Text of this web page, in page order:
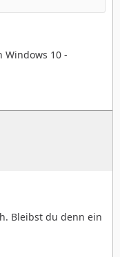
Windows 10 -
Bleibst du denn ein